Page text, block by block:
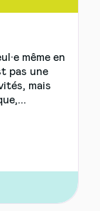
même en
pas une
mais